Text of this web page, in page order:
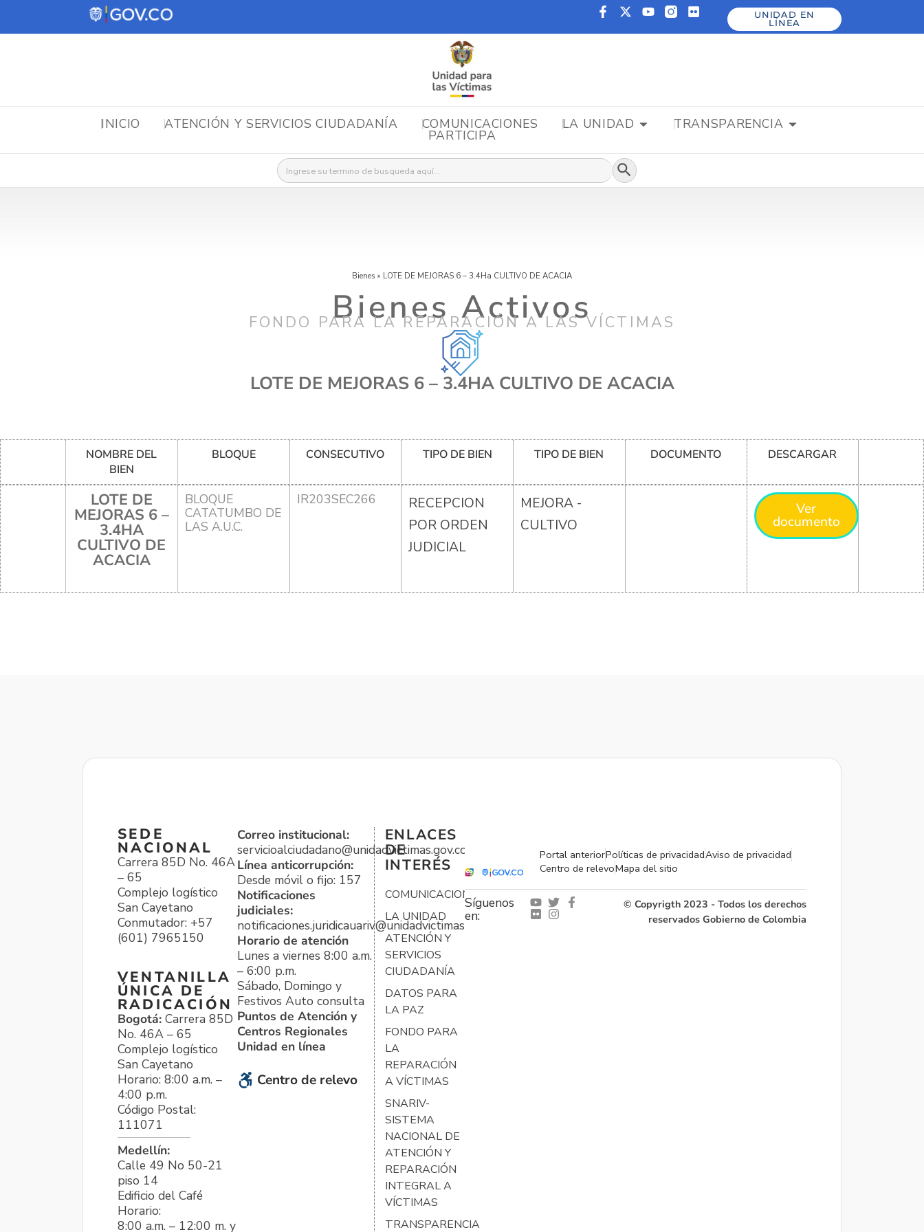
UNIDAD EN
LÍNEA
INICIO ATENCIÓN Y SERVICIOS CIUDADANÍA COMUNICACIONES LA UNIDAD TRANSPARENCIA
PARTICIPA
Buscar: Botón de búsqueda
Bienes » LOTE DE MEJORAS 6 – 3.4Ha CULTIVO DE ACACIA
Bienes Activos
FONDO PARA LA REPARACIÓN A LAS VÍCTIMAS
LOTE DE MEJORAS 6 – 3.4HA CULTIVO DE ACACIA
NOMBRE DEL
BIEN
BLOQUE CONSECUTIVO TIPO DE BIEN TIPO DE BIEN DOCUMENTO DESCARGAR
LOTE DE
MEJORAS 6 –
3.4HA
CULTIVO DE
ACACIA
BLOQUE
CATATUMBO DE
LAS A.U.C.
IR203SEC266
RECEPCION
POR ORDEN
JUDICIAL
MEJORA -
CULTIVO
Ver
documento
SEDE
NACIONAL
Carrera 85D No. 46A
– 65
Complejo logístico
San Cayetano
Conmutador: +57
(601) 7965150
VENTANILLA
ÚNICA DE
RADICACIÓN
Bogotá: Carrera 85D
No. 46A – 65
Complejo logístico
San Cayetano
Horario: 8:00 a.m. –
4:00 p.m.
Código Postal:
111071
Medellín:
Calle 49 No 50-21
piso 14
Edificio del Café
Horario:
8:00 a.m. – 12:00 m. y
Correo institucional:
servicioalciudadano@unidadvictimas.gov.co
Línea anticorrupción:
Desde móvil o fijo: 157
Notificaciones
judiciales:
notificaciones.juridicauariv@unidadvictimas.gov.co
Horario de atención
Lunes a viernes 8:00 a.m.
– 6:00 p.m.
Sábado, Domingo y
Festivos Auto consulta
Puntos de Atención y
Centros Regionales
Unidad en línea
Centro de relevo
ENLACES
DE
INTERÉS
COMUNICACIONES
LA UNIDAD
ATENCIÓN Y
SERVICIOS
CIUDADANÍA
DATOS PARA
LA PAZ
FONDO PARA
LA
REPARACIÓN
A VÍCTIMAS
SNARIV-
SISTEMA
NACIONAL DE
ATENCIÓN Y
REPARACIÓN
INTEGRAL A
VÍCTIMAS
TRANSPARENCIA
Portal anteriorPolíticas de privacidadAviso de privacidad
Centro de relevoMapa del sitio
Síguenos
en:
© Copyrigth 2023 - Todos los derechos
reservados Gobierno de Colombia